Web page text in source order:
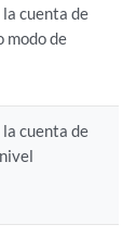
cuenta de
modo de
cuenta de